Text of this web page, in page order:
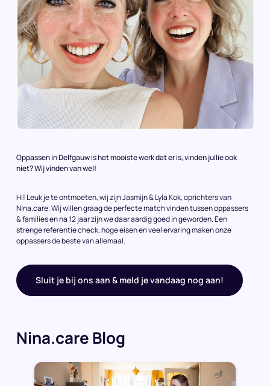
Oppassen in Delfgauw is het mooiste werk dat er is, vinden jullie ook
niet? Wij vinden van wel!
Hi! Leuk je te ontmoeten, wij zijn Jasmijn & Lyla Kok, oprichters van
Nina.care. Wij willen graag de perfecte match vinden tussen oppassers
& families en na 12 jaar zijn we daar aardig goed in geworden. Een
strenge referentie check, hoge eisen en veel ervaring maken onze
oppassers de beste van allemaal.
Sluit je bij ons aan & meld je vandaag nog aan!
Nina.care Blog